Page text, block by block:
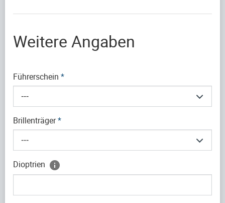
Weitere Angaben
Führerschein *
---
Brillenträger*
---
Dioptrien